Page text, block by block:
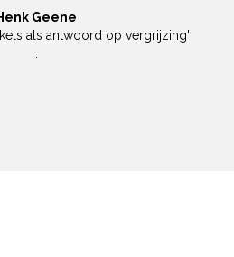
Geene
als antwoord op vergrijzing'